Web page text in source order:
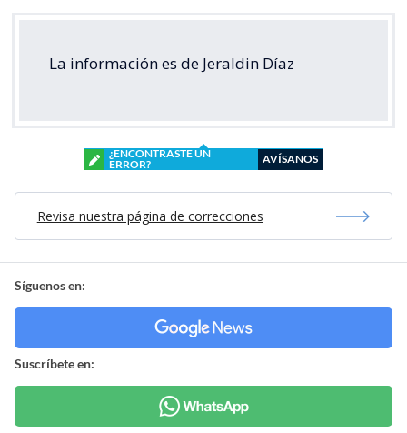
La información es de Jeraldin Díaz
¿ENCONTRASTE UN
ERROR?
AVÍSANOS
Revisa nuestra página de correcciones
Síguenos en:
Suscríbete en: